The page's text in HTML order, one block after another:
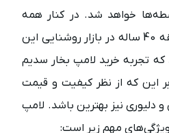
خواهد شد. در کنار همه
این‌ها مجموعه ما با سابقه 40 ساله در بازار روشنایی این
تجربه خرید لامپ بخار سدیم
بر این که از نظر کیفیت و قیمت
دلیوری نیز بهترین باشد. لامپ